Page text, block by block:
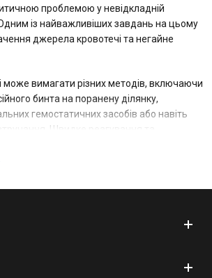
проблемою у невідкладній
із найважливіших завдань на цьому
джерела кровотечі та негайне
може вимагати різних методів, включаючи
бинта на поранену ділянку,
гемостатичних засобів або навіть
втручання. Швидке реагування та
загрози для його здоров'я.
складовою етапу "М" є встановлення
пацієнта необхідними рідинами, крові